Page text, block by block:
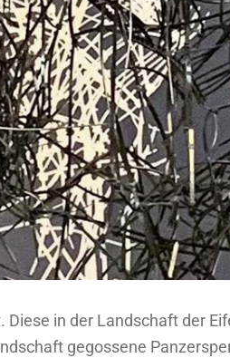
in der Landschaft der
gegossene